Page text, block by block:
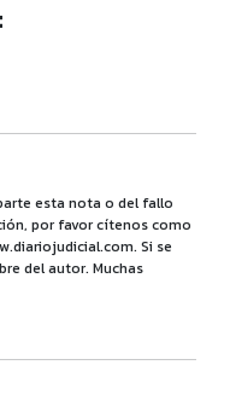
esta nota o del fallo
por favor cítenos como
Si se
del autor. Muchas